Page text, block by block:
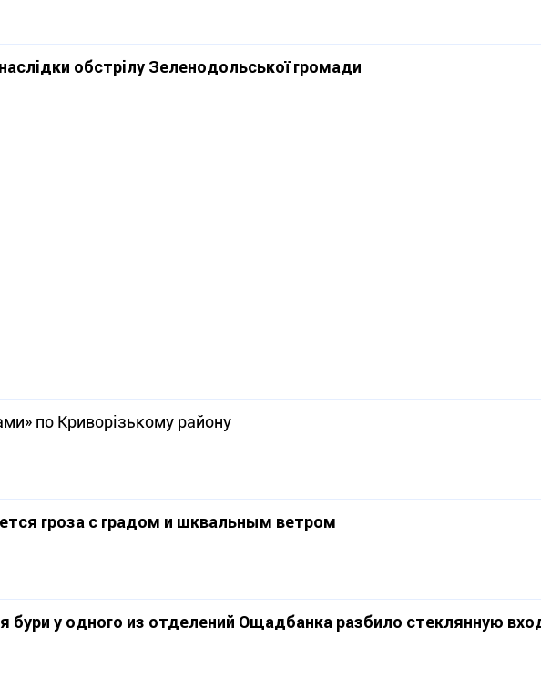
обстрілу Зеленодольської громади
по Криворізькому району
гроза с градом и шквальным ветром
бури у одного из отделений Ощадбанка разбило стеклянную